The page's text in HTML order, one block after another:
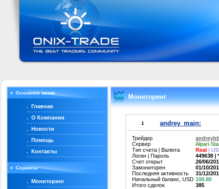
Основное меню
Главная
О Компании
Новости
Помощь
Контакты
Сервисы
Мониторинг
Мониторинг
1 andrey_main:
Трейдер
Сервер
Тип счета | Валюта
Логин | Пароль
Счет открыт
Замониторен
Последняя активность
Начальный баланс, USD
Итого сделок
Alpari-
Real |
449638 |
26/06/
01/10/
31/12/
100.80
385